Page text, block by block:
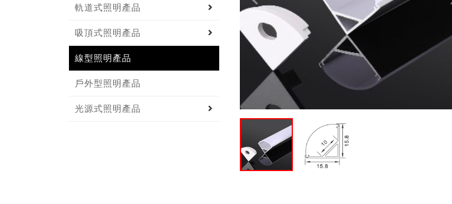
軌道式照明產品
吸頂式照明產品
線型照明產品
戶外型照明產品
光源式照明產品